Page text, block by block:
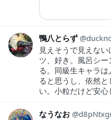
鴨八とらず
見えそうで見えな
ツ、好き。風呂シ
る。同級生キャラ
ると思うし、依然
い。小粒だけど安心
なうなお